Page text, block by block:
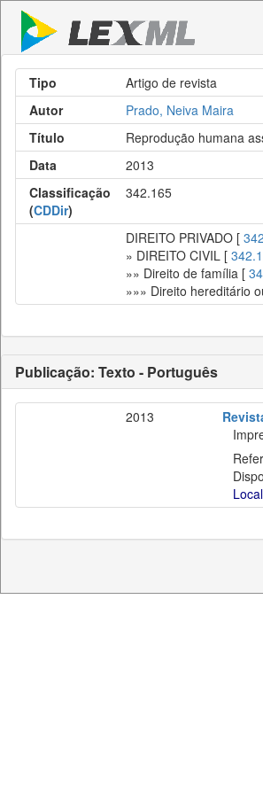
Tipo
Artigo de revista
Autor
Prado, Neiva Maira
Título
Reprodução humana
Data
2013
Classificação
(CDDir)
342.165
DIREITO PRIVADO [ 342
» DIREITO CIVIL [ 342.1
»» Direito de família [
»»» Direito hereditário
Publicação: Texto - Português
2013